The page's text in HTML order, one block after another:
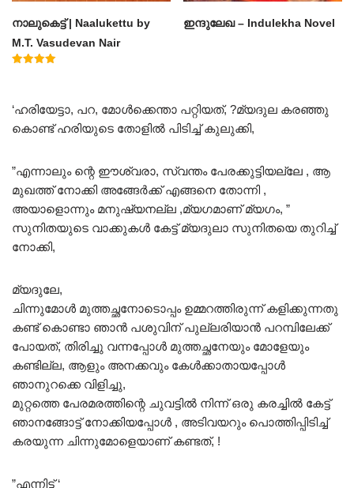
നാലുകെട്ട് | Naalukettu by
M.T. Vasudevan Nair
ഇന്ദുലേഖ – Indulekha Novel
‘ഹരിയേട്ടാ, പറ, മോൾക്കെന്താ പറ്റിയത്, ?മ്യദുല കരഞ്ഞു
കൊണ്ട് ഹരിയുടെ തോളിൽ പിടിച്ച് കുലുക്കി,
”എന്നാലും ന്റെ ഈശ്വരാ, സ്വന്തം പേരക്കുട്ടിയല്ലേ , ആ
മുഖത്ത് നോക്കി അങ്ങേർക്ക് എങ്ങനെ തോന്നി ,
അയാളൊന്നും മനുഷ്യനല്ല ,മ്യഗമാണ് മ്യഗം, ”
സുനിതയുടെ വാക്കുകൾ കേട്ട് മ്യദുലാ സുനിതയെ തുറിച്ച്
നോക്കി,
മ്യദുലേ,
ചിന്നുമോൾ മുത്തച്ഛനോടൊപ്പം ഉമ്മറത്തിരുന്ന് കളിക്കുന്നതു
കണ്ട് കൊണ്ടാ ഞാൻ പശുവിന് പുല്ലരിയാൻ പറമ്പിലേക്ക്
പോയത്, തിരിച്ചു വന്നപ്പോൾ മുത്തച്ഛനേയും മോളേയും
കണ്ടില്ല, ആളും അനക്കവും കേൾക്കാതായപ്പോൾ
ഞാനുറക്കെ വിളിച്ചു,
മുറ്റത്തെ പേരമരത്തിന്റെ ചുവട്ടിൽ നിന്ന് ഒരു കരച്ചിൽ കേട്ട്
ഞാനങ്ങോട്ട് നോക്കിയപ്പോൾ , അടിവയറും പൊത്തിപ്പിടിച്ച്
കരയുന്ന ചിന്നുമോളെയാണ് കണ്ടത്, !
”എന്നിട്ട് ‘